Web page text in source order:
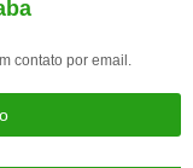
contato por email.